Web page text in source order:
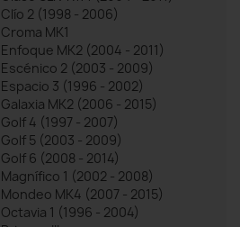
Clío 2 (1998 - 2006)
Croma MK1
Enfoque MK2 (2004 - 2011)
Escénico 2 (2003 - 2009)
Espacio 3 (1996 - 2002)
Galaxia MK2 (2006 - 2015)
Golf 4 (1997 - 2007)
Golf 5 (2003 - 2009)
Golf 6 (2008 - 2014)
Magnífico 1 (2002 - 2008)
Mondeo MK4 (2007 - 2015)
Octavia 1 (1996 - 2004)